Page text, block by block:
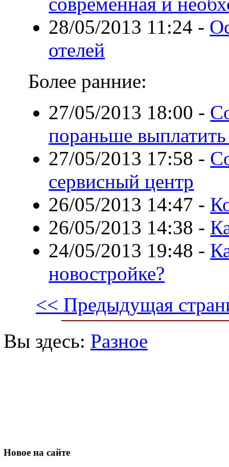
28/05/2013 11:24 -
отелей
Более ранние:
27/05/2013 18:00 -
пораньше
27/05/2013 17:58 -
сервисный центр
26/05/2013 14:47 -
26/05/2013 14:38 -
24/05/2013 19:48 -
новостройке?
<< Предыдущая
Вы здесь: Разное
Новое на сайте